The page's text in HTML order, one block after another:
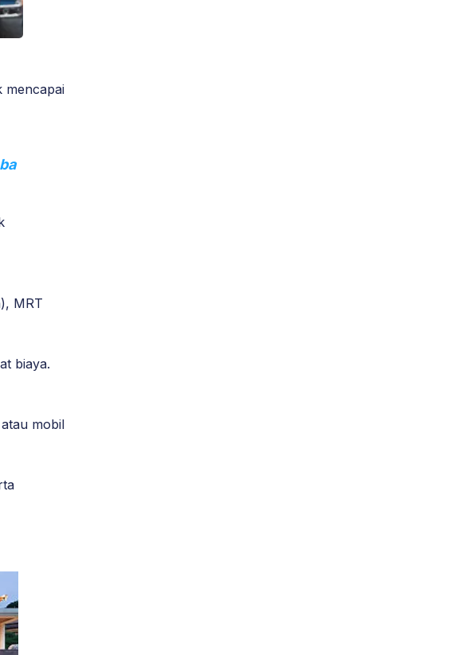
mencapai
MRT
biaya.
mobil